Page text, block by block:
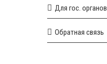
Для гос. органов
Обратная связь